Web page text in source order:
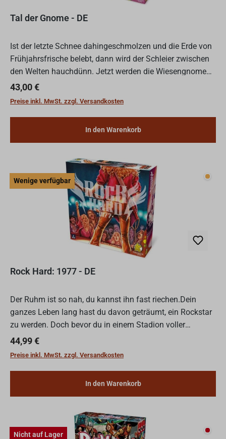
Tal der Gnome - DE
Ist der letzte Schnee dahingeschmolzen und die Erde von
Frühjahrsfrische belebt, dann wird der Schleier zwischen
den Welten hauchdünn. Jetzt werden die Wiesengnome
wieder aktiv und kümmern sich emsig darum, dass alles...
Regulärer Preis:
43,00 €
Preise inkl. MwSt. zzgl. Versandkosten
In den Warenkorb
Wenige verfügbar
Rock Hard: 1977 - DE
Der Ruhm ist so nah, du kannst ihn fast riechen.Dein
ganzes Leben lang hast du davon geträumt, ein Rockstar
zu werden. Doch bevor du in einem Stadion voller
jubelnder Fans spielen kannst, musst du Songs schreiben,
ein...
Regulärer Preis:
44,99 €
Preise inkl. MwSt. zzgl. Versandkosten
In den Warenkorb
Nicht auf Lager Nicht